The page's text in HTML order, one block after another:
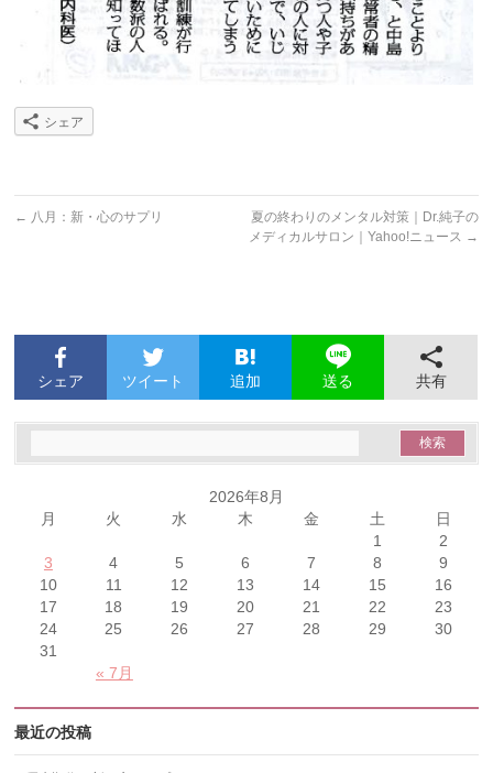
シェア
← 八月：新・心のサプリ
夏の終わりのメンタル対策｜Dr.純子の
メディカルサロン｜Yahoo!ニュース →
シェア ツイート 追加 送る 共有
2026年8月
月
火 水 木 金 土 日
« 7月
1
2
3
4 5 6 7 8
9
10
11 12 13 14 15
16
17
18 19 20 21 22
23
24
25 26 27 28 29
30
31
最近の投稿